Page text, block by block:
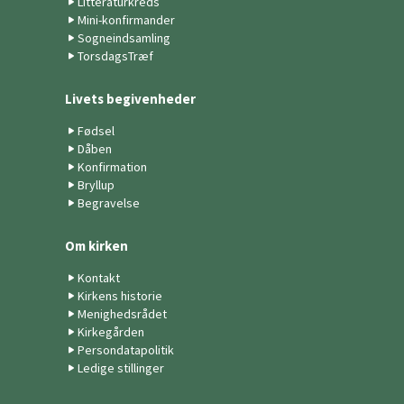
Mini-konfirmander
Sogneindsamling
TorsdagsTræf
Livets begivenheder
Fødsel
Dåben
Konfirmation
Bryllup
Begravelse
Om kirken
Kontakt
Kirkens historie
Menighedsrådet
Kirkegården
Persondatapolitik
Ledige stillinger